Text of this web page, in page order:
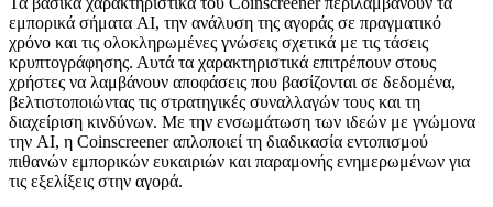
εμπορικά σήματα AI, την ανάλυση της αγοράς σε πραγματικό
χρόνο και τις ολοκληρωμένες γνώσεις σχετικά με τις τάσεις
κρυπτογράφησης. Αυτά τα χαρακτηριστικά επιτρέπουν στους
χρήστες να λαμβάνουν αποφάσεις που βασίζονται σε δεδομένα,
βελτιστοποιώντας τις στρατηγικές συναλλαγών τους και τη
διαχείριση κινδύνων. Με την ενσωμάτωση των ιδεών με γνώμονα
την AI, η Coinscreener απλοποιεί τη διαδικασία εντοπισμού
πιθανών εμπορικών ευκαιριών και παραμονής ενημερωμένων για
τις εξελίξεις στην αγορά.